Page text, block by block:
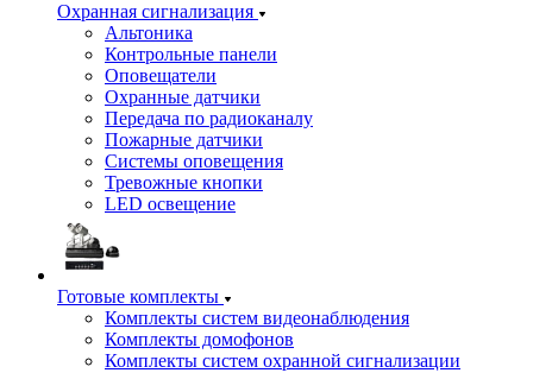
Охранная сигнализация
Альтоника
Контрольные панели
Оповещатели
Охранные датчики
Передача по радиоканалу
Пожарные датчики
Системы оповещения
Тревожные кнопки
LED освещение
Готовые комплекты
Комплекты систем видеонаблюдения
Комплекты домофонов
Комплекты систем охранной сигнализации